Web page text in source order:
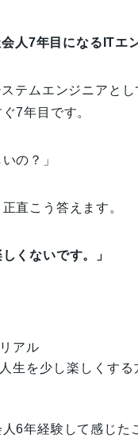
人7年目になるITエ
テムエンジニアとし
7年目です。
の？」
直こう答えます。
くないです。」
アル
生を少し楽しくする
6年経験して感じた